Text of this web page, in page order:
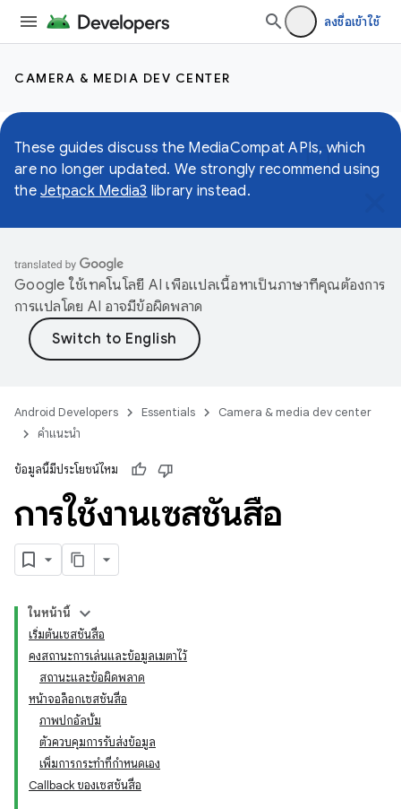
ลงชื่อเข้าใช้
CAMERA & MEDIA DEV CENTER
These guides discuss the MediaCompat APIs, which
are no longer updated. We strongly recommend using
the Jetpack Media3 library instead.
Google ใช้เทคโนโลยี AI เพื่อแปลเนื้อหาเป็นภาษาที่คุณต้องการ
การแปลโดย AI อาจมีข้อผิดพลาด
Android Developers Essentials
Camera & media dev center
คำแนะนำ
ข้อมูลนี้มีประโยชน์ไหม
การใช้งานเซสชันสื่อ
ในหน้านี้
เริ่มต้นเซสชันสื่อ
คงสถานะการเล่นและข้อมูลเมตาไว้
สถานะและข้อผิดพลาด
หน้าจอล็อกเซสชันสื่อ
ภาพปกอัลบั้ม
ตัวควบคุมการรับส่งข้อมูล
เพิ่มการกระทำที่กำหนดเอง
Callback ของเซสชันสื่อ